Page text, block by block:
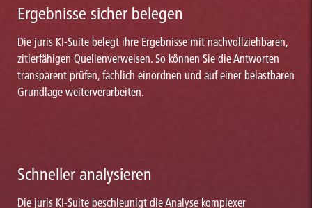
Ergebnisse sicher belegen
Die juris KI-Suite belegt ihre Ergebnisse mit nachvollziehbaren,
zitierfähigen Quellenverweisen. So können Sie die Antworten
transparent prüfen, fachlich einordnen und auf einer belastbaren
Grundlage weiterverarbeiten.
Schneller analysieren
Die juris KI-Suite beschleunigt die Analyse komplexer